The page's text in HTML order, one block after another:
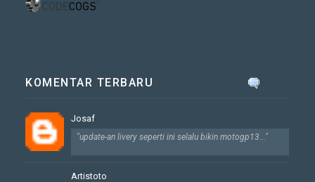
KOMENTAR TERBARU
Josaf
"update-an livery seperti ini selalu bikin motogp13..."
Artistoto